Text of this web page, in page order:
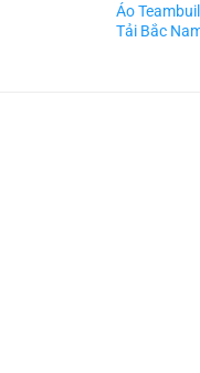
Áo
Tải Bắc